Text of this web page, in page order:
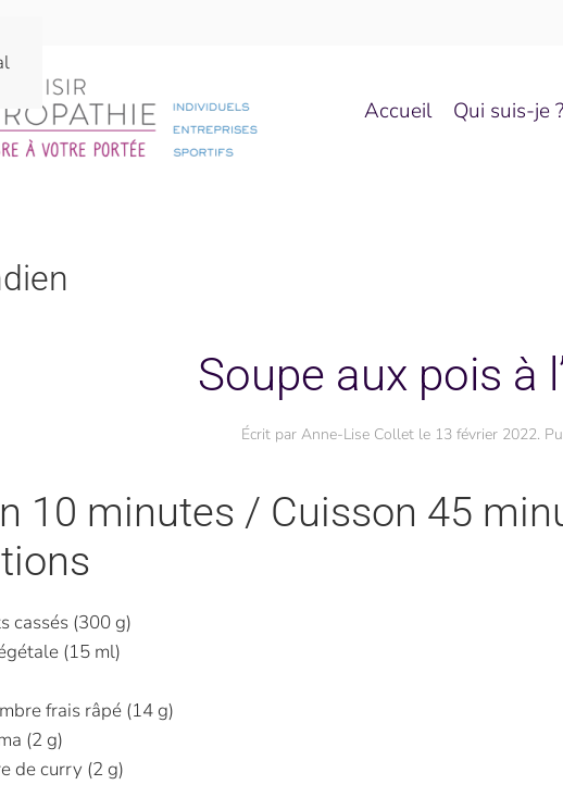
Accueil Qui suis-je ?
Soupe aux pois à
Écrit par Anne-Lise Collet le 13 février 2022.
10 minutes / Cuisson 45
cassés (300 g)
(15 ml)
frais râpé (14 g)
(2 g)
de curry (2 g)